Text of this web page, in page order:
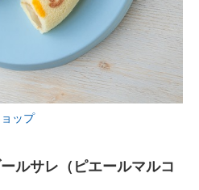
ップ
ルサレ（ピエールマルコ